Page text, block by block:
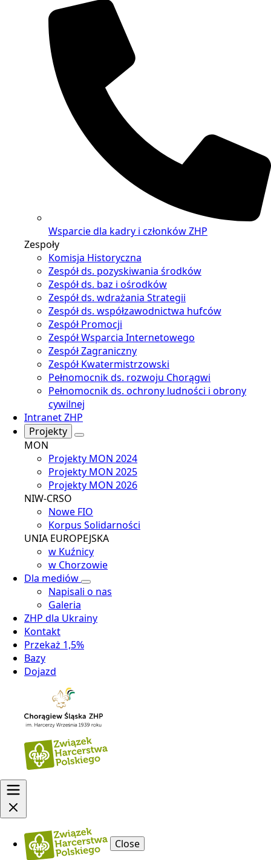
Wsparcie dla kadry i członków ZHP
Zespoły
Komisja Historyczna
Zespół ds. pozyskiwania środków
Zespół ds. baz i ośrodków
Zespół ds. wdrażania Strategii
Zespół ds. współzawodnictwa hufców
Zespół Promocji
Zespół Wsparcia Internetowego
Zespół Zagraniczny
Zespół Kwatermistrzowski
Pełnomocnik ds. rozwoju Chorągwi
Pełnomocnik ds. ochrony ludności i obrony
cywilnej
Intranet ZHP
Projekty
MON
Projekty MON 2024
Projekty MON 2025
Projekty MON 2026
NIW-CRSO
Nowe FIO
Korpus Solidarności
UNIA EUROPEJSKA
w Kuźnicy
w Chorzowie
Dla mediów
Napisali o nas
Galeria
ZHP dla Ukrainy
Kontakt
Przekaż 1,5%
Bazy
Dojazd
Close